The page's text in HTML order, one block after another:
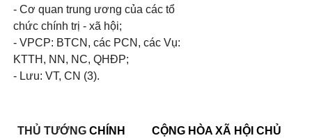
- Cơ quan trung ương của các tổ
chức chính trị - xã hội;
- VPCP: BTCN, các PCN, các Vụ:
KTTH, NN, NC, QHĐP;
- Lưu: VT, CN (3).
THỦ TƯỚNG CHÍNH
CỘNG HÒA XÃ HỘI CHỦ